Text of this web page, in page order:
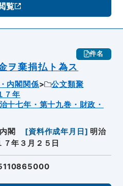
覧
件名
ヲ棄捐払ト為ス
内閣関係
公文類聚
７年
十七年・第十九巻・財政・
内閣 [資料作成年月日 ] 明治
年３月２５日